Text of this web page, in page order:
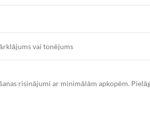
vai tonējums
risinājumi ar minimālām apkopēm.